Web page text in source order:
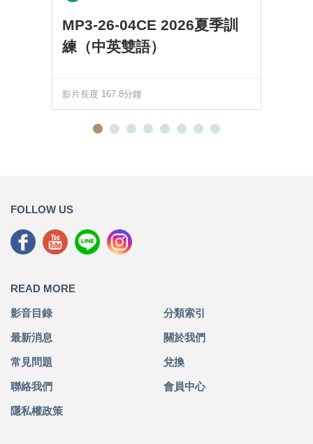
MP3-26-04CE 2026夏季訓
練（中英雙語）
影片長度 167.8分鐘
FOLLOW US
READ MORE
影音目錄 分類索引
最新消息 關於我們
常見問題 兌換
聯絡我們 會員中心
隱私權政策